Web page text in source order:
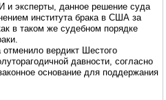
и эксперты, данное решение суда
института брака в США за
в таком же судебном порядке
вердикт Шестого
давности, согласно
основание для поддержания